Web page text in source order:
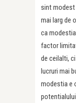
sint modest
mai larg de
ca
factor
de ceilalti,
lucruri mai
modestia e